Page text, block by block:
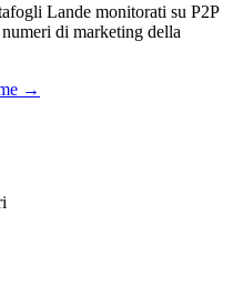
Lande monitorati su P2P
di marketing della
→